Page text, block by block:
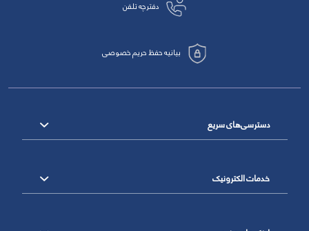
دفترچه تلفن
بیانیه حفظ حریم خصوصی
دسترسی‌های سریع
خدمات الکترونیک